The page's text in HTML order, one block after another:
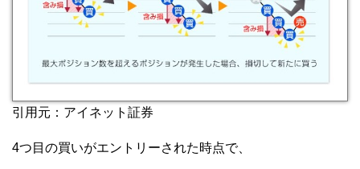
引用元：アイネット証券
4つ目の買いがエントリーされた時点で、